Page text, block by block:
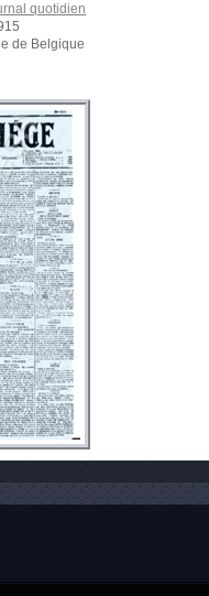
quotidien
de Belgique